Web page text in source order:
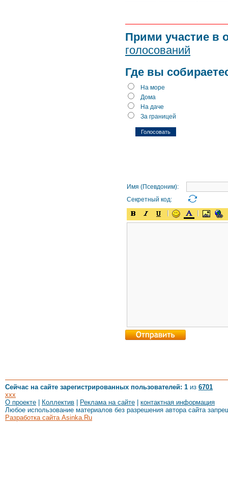
Прими участие в
голосований
Где вы
На море
Дома
На даче
За границей
Имя (Псевдоним):
Секретный код:
Сейчас на сайте зарегистрированных пользователей: 1 из 6701
xxx
О проекте
Коллектив Реклама на сайте
контактная информация
Любое использование материалов без разрешения автора сайта
Разработка сайта Asinka.Ru